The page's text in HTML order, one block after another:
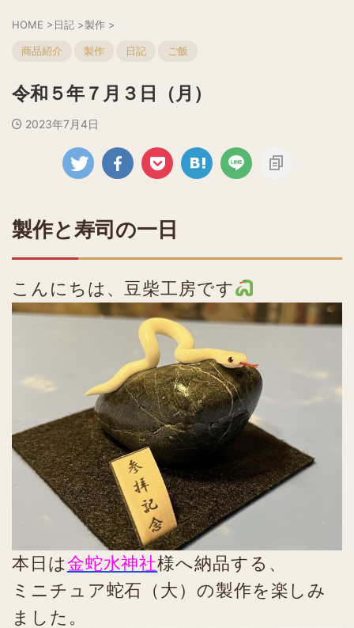
HOME >日記 >製作 >
商品紹介 製作 日記 ご飯
令和５年７月３日（月）
2023年7月4日
製作と寿司の一日
こんにちは、豆柴工房です
本日は金蛇水神社様へ納品する、
ミニチュア蛇石（大）の製作を楽しみ
ました。